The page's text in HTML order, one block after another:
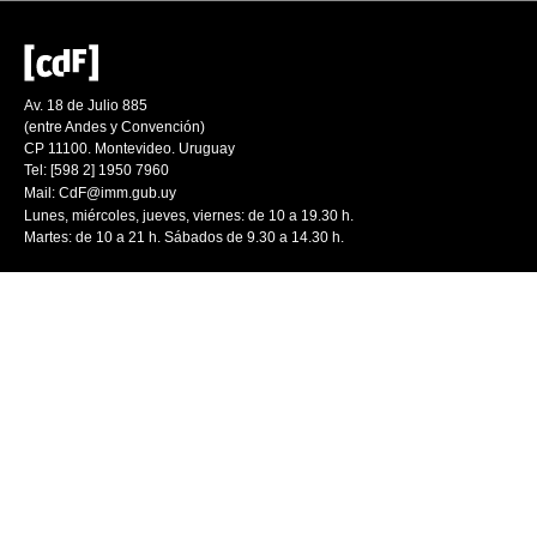
Av. 18 de Julio 885
(entre Andes y Convención)
CP 11100. Montevideo. Uruguay
Tel: [598 2] 1950 7960
Mail: CdF@imm.gub.uy
Lunes, miércoles, jueves, viernes: de 10 a 19.30 h.
Martes: de 10 a 21 h. Sábados de 9.30 a 14.30 h.